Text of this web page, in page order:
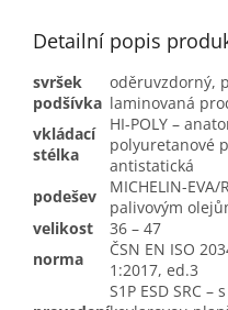
Detailní popis
svršek
oděruvzdorný,
podšívka laminovaná
vkládací
stélka
HI-POLY –
polyuretanové
antistatická
podešev
MICHELIN-
palivovým
velikost
36 – 47
norma
ČSN EN ISO
1:2017, ed.3
S1P ESD SRC